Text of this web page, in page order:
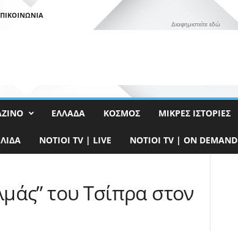
Διαφημιστείτε εδώ
ΕΛΛΆΔΑ ΚΌΣΜΟΣ ΜΙΚΡΈΣ ΙΣΤΟΡΊΕΣ
NOTIOI TV | LIVE NOTIOI TV | ON DEMAND
του Τσίπρα στον